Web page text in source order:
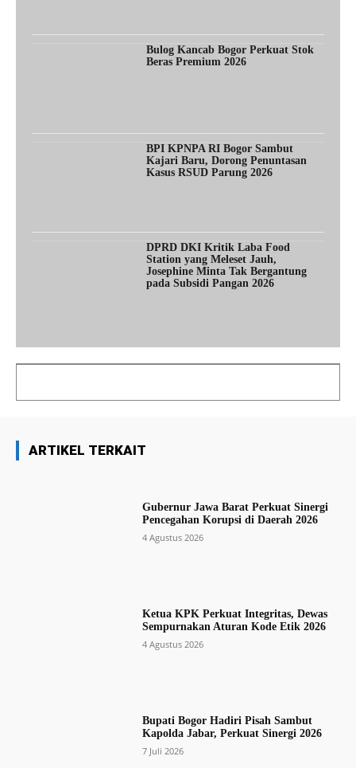
Bulog Kancab Bogor Perkuat Stok
Beras Premium 2026
BPI KPNPA RI Bogor Sambut
Kajari Baru, Dorong Penuntasan
Kasus RSUD Parung 2026
DPRD DKI Kritik Laba Food
Station yang Meleset Jauh,
Josephine Minta Tak Bergantung
pada Subsidi Pangan 2026
ARTIKEL TERKAIT
Gubernur Jawa Barat Perkuat Sinergi
Pencegahan Korupsi di Daerah 2026
4 Agustus 2026
Ketua KPK Perkuat Integritas, Dewas
Sempurnakan Aturan Kode Etik 2026
4 Agustus 2026
Bupati Bogor Hadiri Pisah Sambut
Kapolda Jabar, Perkuat Sinergi 2026
7 Juli 2026